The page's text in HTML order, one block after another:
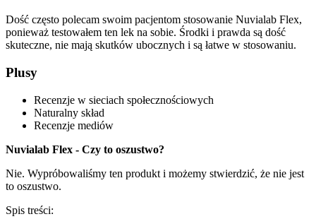
Dość często polecam swoim pacjentom stosowanie Nuvialab Flex,
ponieważ testowałem ten lek na sobie. Środki i prawda są dość
skuteczne, nie mają skutków ubocznych i są łatwe w stosowaniu.
Plusy
Recenzje w sieciach społecznościowych
Naturalny skład
Recenzje mediów
Nuvialab Flex - Czy to oszustwo?
Nie. Wypróbowaliśmy ten produkt i możemy stwierdzić, że nie jest
to oszustwo.
Spis treści: